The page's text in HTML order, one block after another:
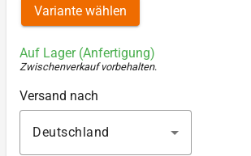
Variante wählen
Auf Lager (Anfertigung)
Zwischenverkauf vorbehalten.
Versand nach
Deutschland